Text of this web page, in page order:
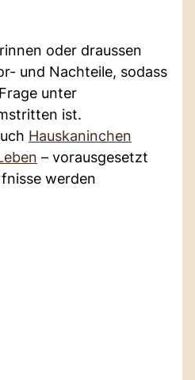
oder draussen
und Nachteile, sodass
unter
ist.
Hauskaninchen
– vorausgesetzt
werden